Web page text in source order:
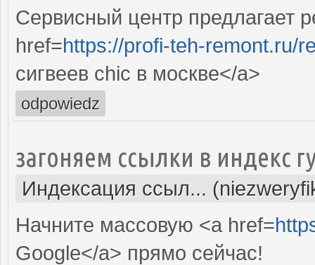
Сервисный центр предлагает
href=https://profi-teh-remont.ru/
сигвеев chic в москве</a>
odpowiedz
загоняем ссылки в индекс
Индексация ссыл...
Начните массовую <a href=
Google</a> прямо cейчас!